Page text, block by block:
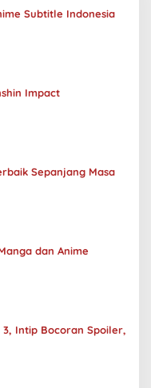
Subtitle Indonesia
Impact
Sepanjang Masa
dan Anime
3, Intip Bocoran Spoiler,